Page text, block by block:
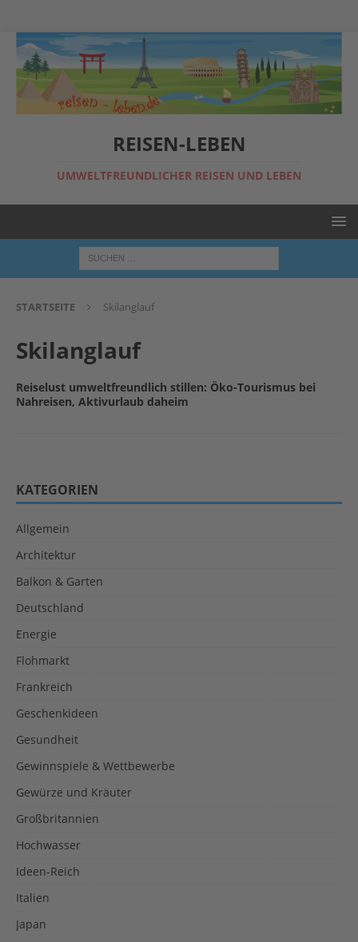
REISEN-LEBEN
UMWELTFREUNDLICHER REISEN UND LEBEN
STARTSEITE Skilanglauf
Skilanglauf
Reiselust umweltfreundlich stillen: Öko-Tourismus bei
Nahreisen, Aktivurlaub daheim
KATEGORIEN
Allgemein
Architektur
Balkon & Garten
Deutschland
Energie
Flohmarkt
Frankreich
Geschenkideen
Gesundheit
Gewinnspiele & Wettbewerbe
Gewürze und Kräuter
Großbritannien
Hochwasser
Ideen-Reich
Italien
Japan